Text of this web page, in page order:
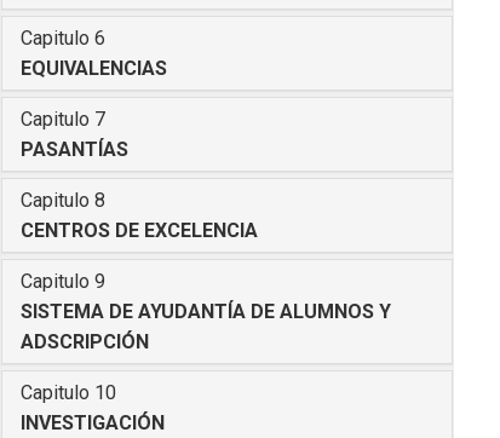
Capitulo 6
EQUIVALENCIAS
Capitulo 7
PASANTÍAS
Capitulo 8
CENTROS DE EXCELENCIA
Capitulo 9
SISTEMA DE AYUDANTÍA DE ALUMNOS Y
ADSCRIPCIÓN
Capitulo 10
INVESTIGACIÓN